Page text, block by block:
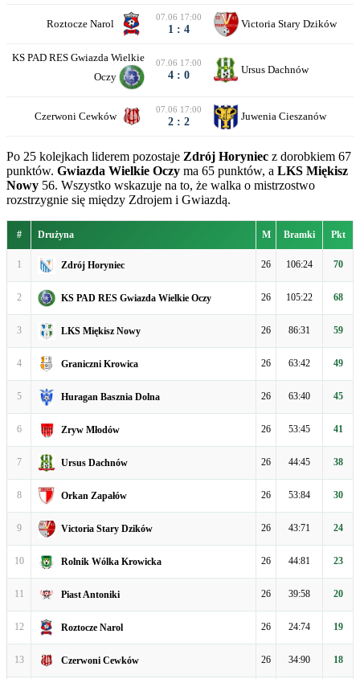
Roztocze Narol
07.06 17:00
1 : 4 Victoria Stary Dzików
KS PAD RES Gwiazda Wielkie
Oczy
07.06 17:00
4 : 0 Ursus Dachnów
Czerwoni Cewków
07.06 17:00
2 : 2 Juwenia Cieszanów
Po 25 kolejkach liderem pozostaje Zdrój Horyniec z dorobkiem 67
punktów. Gwiazda Wielkie Oczy ma 65 punktów, a LKS Miękisz
Nowy 56. Wszystko wskazuje na to, że walka o mistrzostwo
rozstrzygnie się między Zdrojem i Gwiazdą.
# Drużyna M Bramki Pkt
1 Zdrój Horyniec 26 106:24 70
2 KS PAD RES Gwiazda Wielkie Oczy 26 105:22 68
3 LKS Miękisz Nowy 26 86:31 59
4 Graniczni Krowica 26 63:42 49
5 Huragan Basznia Dolna 26 63:40 45
6 Zryw Młodów 26 53:45 41
7 Ursus Dachnów 26 44:45 38
8 Orkan Zapałów 26 53:84 30
9 Victoria Stary Dzików 26 43:71 24
10 Rolnik Wólka Krowicka 26 44:81 23
11 Piast Antoniki 26 39:58 20
12 Roztocze Narol 26 24:74 19
13 Czerwoni Cewków 26 34:90 18